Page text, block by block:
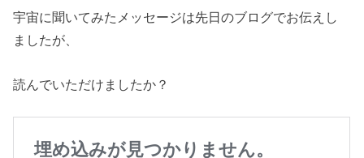
宇宙に聞いてみたメッセージは先日のブログでお伝えし
ましたが、
読んでいただけましたか？